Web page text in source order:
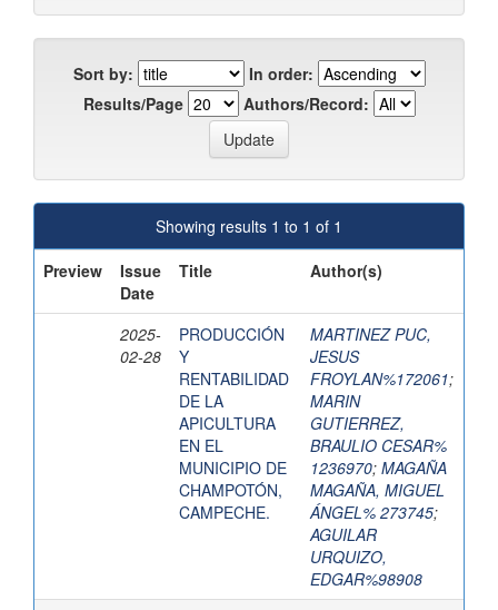
Sort by:
In order:
Results/Page
Authors/Record:
Showing results 1 to 1 of 1
Preview
Issue
Date
Title Author(s)
2025-
02-28
PRODUCCIÓN
Y
RENTABILIDAD
DE LA
APICULTURA
EN EL
MUNICIPIO DE
CHAMPOTÓN,
CAMPECHE.
MARTINEZ PUC,
JESUS
FROYLAN%172061;
MARIN
GUTIERREZ,
BRAULIO CESAR%
1236970; MAGAÑA
MAGAÑA, MIGUEL
ÁNGEL% 273745;
AGUILAR
URQUIZO,
EDGAR%98908